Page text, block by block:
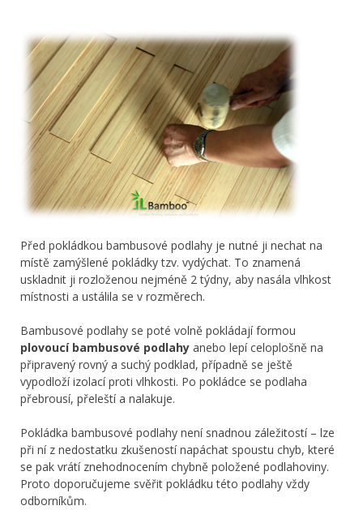
Před pokládkou bambusové podlahy je nutné ji nechat na
místě zamýšlené pokládky tzv. vydýchat. To znamená
uskladnit ji rozloženou nejméně 2 týdny, aby nasála vlhkost
místnosti a ustálila se v rozměrech.
Bambusové podlahy se poté volně pokládají formou
plovoucí bambusové podlahy anebo lepí celoplošně na
připravený rovný a suchý podklad, případně se ještě
vypodloží izolací proti vlhkosti. Po pokládce se podlaha
přebrousí, přeleští a nalakuje.
Pokládka bambusové podlahy není snadnou záležitostí – lze
při ní z nedostatku zkušeností napáchat spoustu chyb, které
se pak vrátí znehodnocením chybně položené podlahoviny.
Proto doporučujeme svěřit pokládku této podlahy vždy
odborníkům.